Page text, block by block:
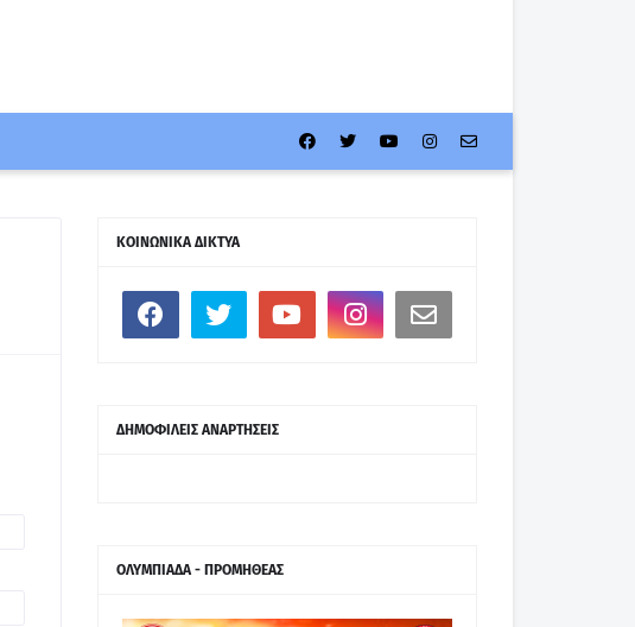
ΚΟΙΝΩΝΙΚΑ ΔΙΚΤΥΑ
ΔΗΜΟΦΙΛΕΙΣ ΑΝΑΡΤΗΣΕΙΣ
ΟΛΥΜΠΙΑΔΑ - ΠΡΟΜΗΘΕΑΣ